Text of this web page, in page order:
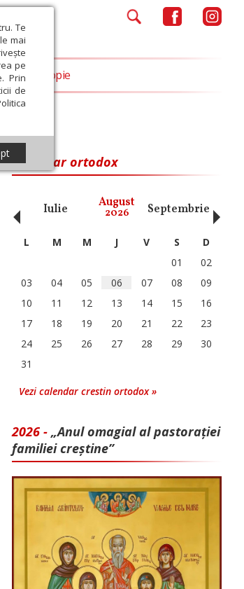
Te
mai
pe
Prin
de
Filantropie
Calendar ortodox
Iulie August
2026 Septembrie
‹ L M M J V S
D
01
02
03
04 05 06 07 08
09
10
11 12 13 14 15
16
17
18 19 20 21 22
23
24
25 26 27 28 29
30
31
Vezi calendar crestin ortodox »
2026 - „Anul omagial al pastorației
familiei creștine”